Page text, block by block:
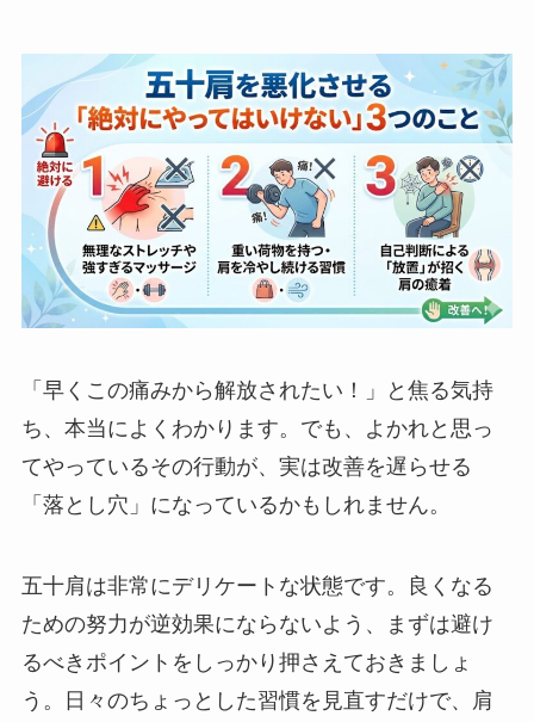
「早くこの痛みから解放されたい！」と焦る気持
ち、本当によくわかります。でも、よかれと思っ
てやっているその行動が、実は改善を遅らせる
「落とし穴」になっているかもしれません。
五十肩は非常にデリケートな状態です。良くなる
ための努力が逆効果にならないよう、まずは避け
るべきポイントをしっかり押さえておきましょ
う。日々のちょっとした習慣を見直すだけで、肩